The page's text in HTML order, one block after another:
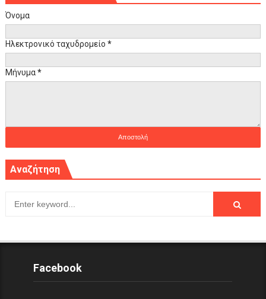
Όνομα
Ηλεκτρονικό ταχυδρομείο *
Μήνυμα*
Αναζήτηση
Facebook